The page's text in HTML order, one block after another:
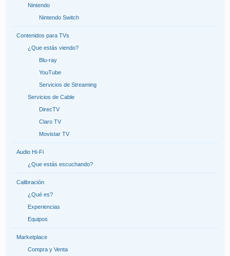
Nintendo
Nintendo Switch
Contenidos para TVs
¿Que estás viendo?
Blu-ray
YouTube
Servicios de Streaming
Servicios de Cable
DirecTV
Claro TV
Movistar TV
Audio Hi-Fi
¿Que estás escuchando?
Calibración
¿Qué es?
Experiencias
Equipos
Marketplace
Compra y Venta